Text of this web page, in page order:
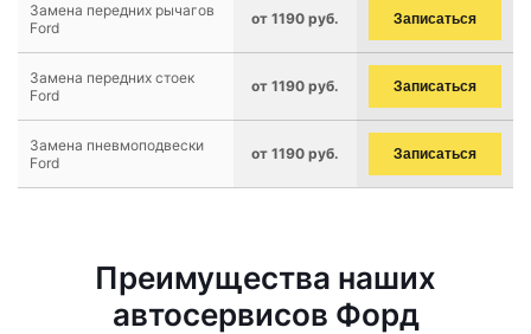
Замена передних рычагов
Ford
от 1190 руб. Записаться
Замена передних стоек
Ford
от 1190 руб. Записаться
Замена пневмоподвески
Ford
от 1190 руб. Записаться
Преимущества наших
автосервисов Форд